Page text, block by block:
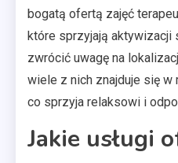
bogatą ofertą zajęć
które sprzyjają aktywizacji
zwrócić uwagę na
wiele z nich znajduje się w
co sprzyja relaksowi i
Jakie usługi